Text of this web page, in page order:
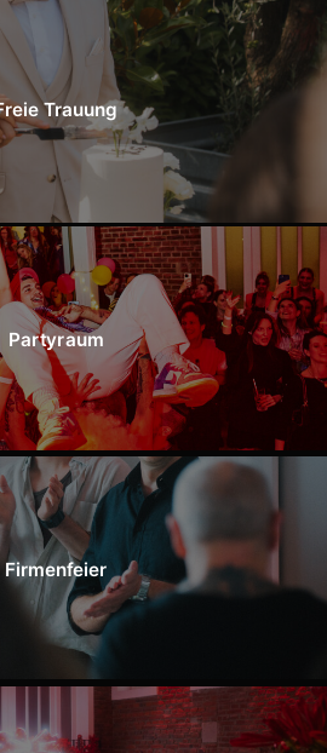
Trauung
Partyraum
Firmenfeier